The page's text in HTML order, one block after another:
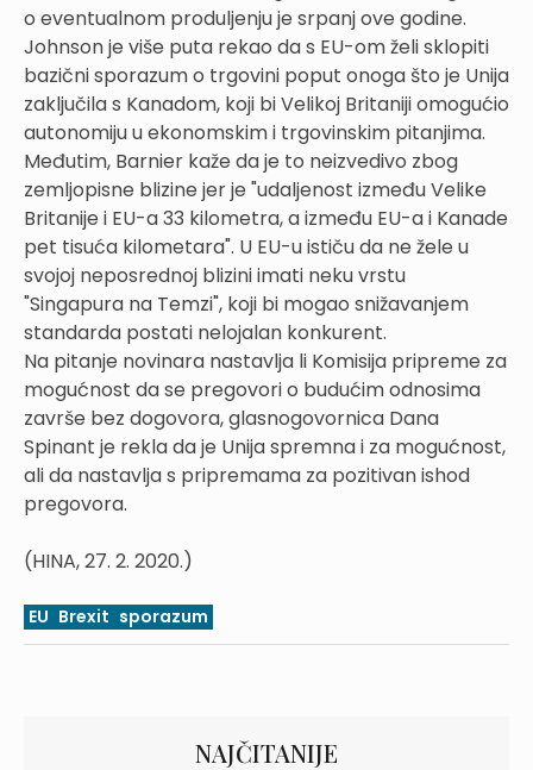
o eventualnom produljenju je srpanj ove godine.
Johnson je više puta rekao da s EU-om želi sklopiti
bazični sporazum o trgovini poput onoga što je Unija
zaključila s Kanadom, koji bi Velikoj Britaniji omogućio
autonomiju u ekonomskim i trgovinskim pitanjima.
Međutim, Barnier kaže da je to neizvedivo zbog
zemljopisne blizine jer je "udaljenost između Velike
Britanije i EU-a 33 kilometra, a između EU-a i Kanade
pet tisuća kilometara". U EU-u ističu da ne žele u
svojoj neposrednoj blizini imati neku vrstu
"Singapura na Temzi", koji bi mogao snižavanjem
standarda postati nelojalan konkurent.
Na pitanje novinara nastavlja li Komisija pripreme za
mogućnost da se pregovori o budućim odnosima
završe bez dogovora, glasnogovornica Dana
Spinant je rekla da je Unija spremna i za mogućnost,
ali da nastavlja s pripremama za pozitivan ishod
pregovora.
(HINA, 27. 2. 2020.)
EU Brexit sporazum
NAJČITANIJE